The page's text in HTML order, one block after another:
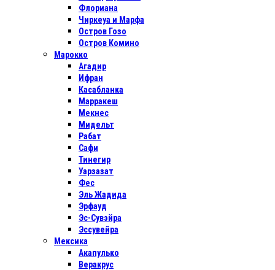
Флориана
Чиркеуа и Марфа
Остров Гозо
Остров Комино
Марокко
Агадир
Ифран
Касабланка
Марракеш
Мекнес
Мидельт
Рабат
Сафи
Тинегир
Уарзазат
Фес
Эль Жадида
Эрфауд
Эс-Сувэйра
Эссувейра
Мексика
Акапулько
Веракрус